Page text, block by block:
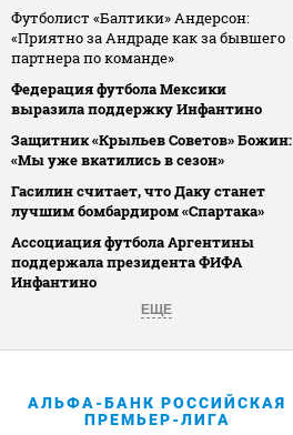
Футболист «Балтики» Андерсон:
«Приятно за Андраде как за бывшего
партнера по команде»
Федерация футбола Мексики
выразила поддержку Инфантино
Защитник «Крыльев Советов» Божин:
«Мы уже вкатились в сезон»
Гасилин считает, что Даку станет
лучшим бомбардиром «Спартака»
Ассоциация футбола Аргентины
поддержала президента ФИФА
Инфантино
ЕЩЕ
АЛЬФА-БАНК РОССИЙСКАЯ
ПРЕМЬЕР-ЛИГА